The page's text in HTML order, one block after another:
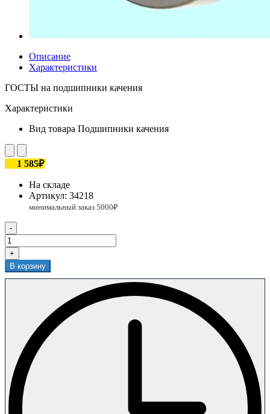
Описание
Характеристики
ГОСТЫ на подшипники качения
Характеристики
Вид товара Подшипники качения
1 585₽
На складе
Артикул: 34218
-
+
В корзину